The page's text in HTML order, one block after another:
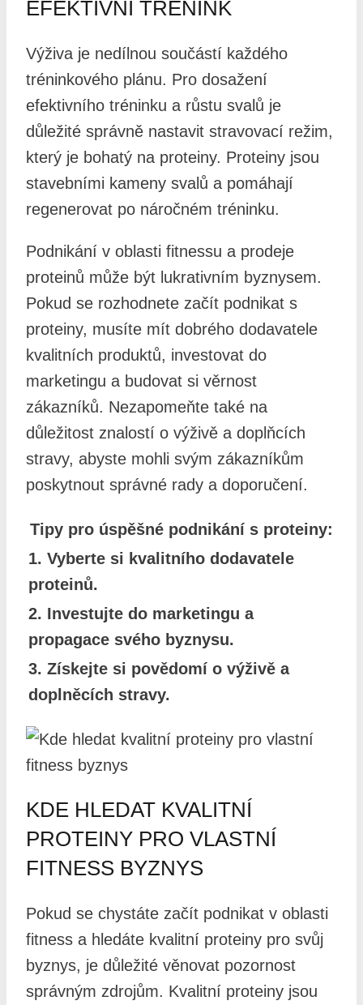
EFEKTIVNÍ TRÉNINK
Výživa je nedílnou součástí každého
tréninkového plánu. Pro dosažení
efektivního tréninku a růstu svalů je
důležité správně nastavit stravovací režim,
který je bohatý na proteiny. Proteiny jsou
stavebními kameny svalů a pomáhají
regenerovat po náročném tréninku.
Podnikání v oblasti fitnessu a prodeje
proteinů může být lukrativním byznysem.
Pokud se rozhodnete začít podnikat s
proteiny, musíte mít dobrého dodavatele
kvalitních produktů, investovat do
marketingu a budovat si věrnost
zákazníků. Nezapomeňte také na
důležitost znalostí o výživě a doplňcích
stravy, abyste mohli svým zákazníkům
poskytnout správné rady a doporučení.
Tipy pro úspěšné podnikání s proteiny:
1. Vyberte si kvalitního dodavatele
proteinů.
2. Investujte do marketingu a
propagace svého byznysu.
3. Získejte si povědomí o výživě a
doplněcích stravy.
KDE HLEDAT KVALITNÍ
PROTEINY PRO VLASTNÍ
FITNESS BYZNYS
Pokud se chystáte začít podnikat v oblasti
fitness a hledáte kvalitní proteiny pro svůj
byznys, je důležité věnovat pozornost
správným zdrojům. Kvalitní proteiny jsou